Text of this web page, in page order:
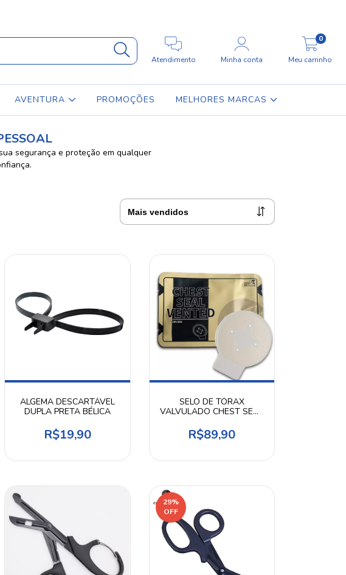
Atendimento Minha conta Meu carrinho
0
AVENTURA PROMOÇÕES MELHORES MARCAS
segurança e proteção em qualquer
ALGEMA DESCARTÁVEL
DUPLA PRETA BÉLICA
R$19,90
SELO DE TÓRAX
VALVULADO CHEST SEAL
R$89,90
29%
OFF